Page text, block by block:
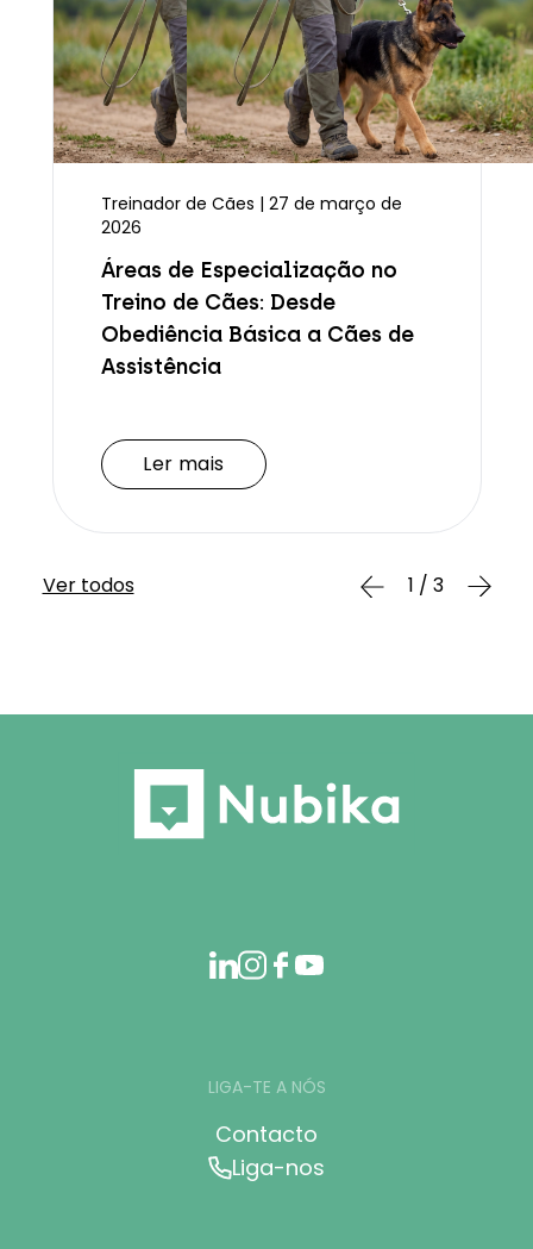
Treinador de Cães | 27 de março de
2026
Áreas de Especialização no
Treino de Cães: Desde
Obediência Básica a Cães de
Assistência
Ler mais
Ver todos 1 / 3
LIGA-TE A NÓS
Contacto
Liga-nos